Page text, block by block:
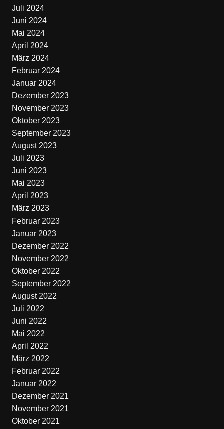
Juli 2024
Juni 2024
Mai 2024
April 2024
März 2024
Februar 2024
Januar 2024
Dezember 2023
November 2023
Oktober 2023
September 2023
August 2023
Juli 2023
Juni 2023
Mai 2023
April 2023
März 2023
Februar 2023
Januar 2023
Dezember 2022
November 2022
Oktober 2022
September 2022
August 2022
Juli 2022
Juni 2022
Mai 2022
April 2022
März 2022
Februar 2022
Januar 2022
Dezember 2021
November 2021
Oktober 2021